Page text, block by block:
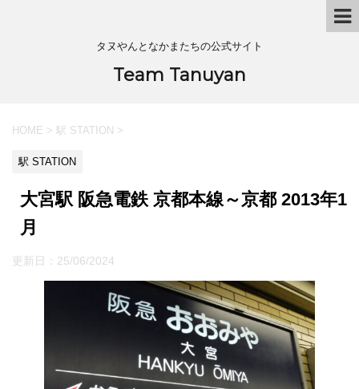
タヌやんとなかまたちの公式サイト
Team Tanuyan
HOME > 駅 STATION >
駅 STATION
大宮駅 阪急電鉄 京都本線～京都 2013年1
月
更新日： 25/06/2024